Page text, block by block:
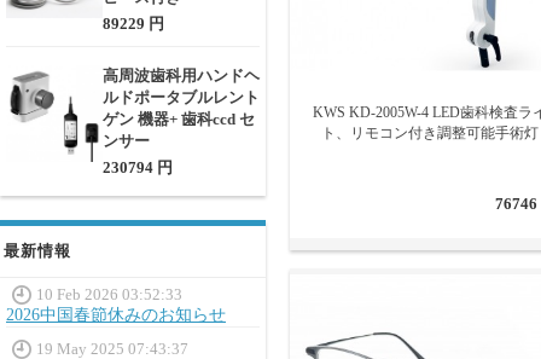
89229 円
高周波歯科用ハンドヘ
ルドポータブルレント
ゲン 機器+ 歯科ccd セ
ンサー
230794 円
最新情報
10 Feb 2026 03:52:33
2026中国春節休みのお知らせ
19 May 2025 07:43:37
KWS KD-2005W-4 LED歯科検査ラ
ト、リモコン付き調整可能手術灯
76746